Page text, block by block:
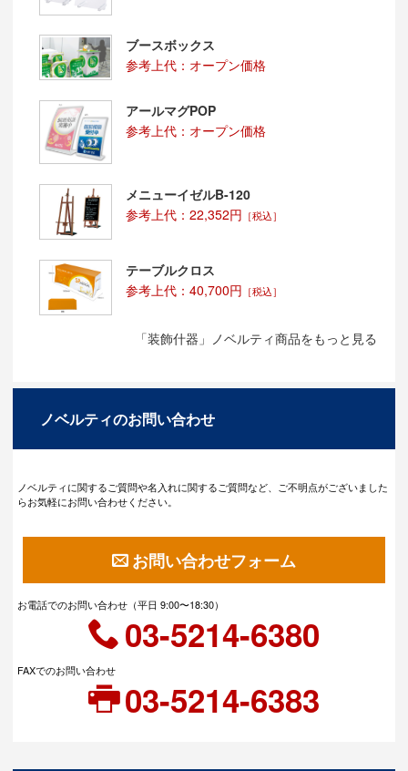
ブースボックス
参考上代：オープン価格
アールマグPOP
参考上代：オープン価格
メニューイゼルB-120
参考上代：22,352円 ［税込］
テーブルクロス
参考上代：40,700円 ［税込］
「装飾什器」ノベルティ商品をもっと見る
ノベルティのお問い合わせ
ノベルティに関するご質問や名入れに関するご質問など、ご不明点がございました
らお気軽にお問い合わせください。
お問い合わせフォーム
お電話でのお問い合わせ（平日 9:00〜18:30）
03-5214-6380
FAXでのお問い合わせ
03-5214-6383